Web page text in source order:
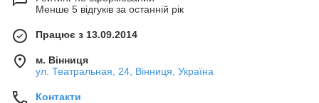
Менше 5 відгуків за останній рік
Працює з 13.09.2014
м. Вінниця
ул. Театральная, 24, Вінниця, Україна
Контакти